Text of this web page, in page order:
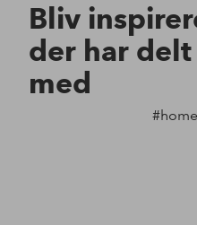
Bliv
der har
med